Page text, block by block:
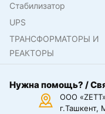
Стабилизатор
UPS
ТРАНСФОРМАТОРЫ И
РЕАКТОРЫ
Нужна помощь? /
ООО «ZETT»
г.Ташкент,